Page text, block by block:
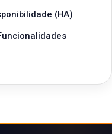
(HA)